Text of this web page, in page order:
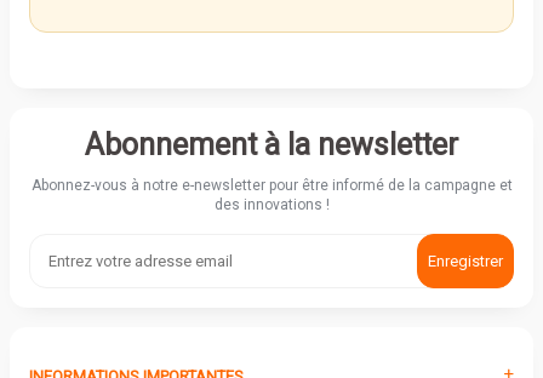
Abonnement à la newsletter
Abonnez-vous à notre e-newsletter pour être informé de la campagne et
des innovations !
Enregistrer